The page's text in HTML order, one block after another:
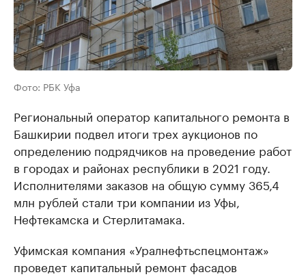
Фото: РБК Уфа
Региональный оператор капитального ремонта в
Башкирии подвел итоги трех аукционов по
определению подрядчиков на проведение работ
в городах и районах республики в 2021 году.
Исполнителями заказов на общую сумму 365,4
млн рублей стали три компании из Уфы,
Нефтекамска и Стерлитамака.
Уфимская компания «Уралнефтьспецмонтаж»
проведет капитальный ремонт фасадов